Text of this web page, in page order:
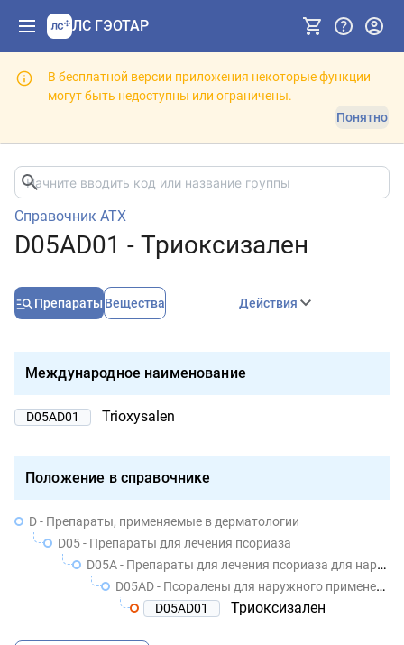
ЛС ГЭОТАР
В бесплатной версии приложения некоторые функции
могут быть недоступны или ограничены.
Понятно
Справочник АТХ
D05AD01 - Триоксизален
Препараты Вещества Действия
Международное наименование
D05AD01 Trioxysalen
Положение в справочнике
D - Препараты, применяемые в дерматологии
D05 - Препараты для лечения псориаза
D05A - Препараты для лечения псориаза для наружного применения
D05AD - Псоралены для наружного применения
D05AD01
Триоксизален